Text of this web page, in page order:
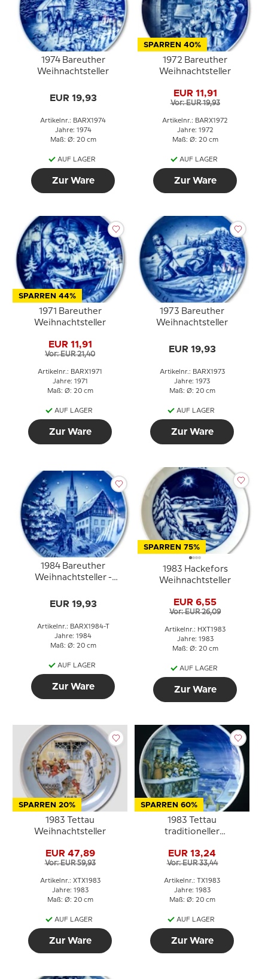
1974 Bareuther
Weihnachtsteller
EUR 19,93
Artikelnr.: BARX1974
Jahre: 1974
Maß: Ø: 20 cm
AUF LAGER
Zur Ware
SPARREN 40%
1972 Bareuther
Weihnachtsteller
EUR 11,91
Vor: EUR 19,93
Artikelnr.: BARX1972
Jahre: 1972
Maß: Ø: 20 cm
AUF LAGER
Zur Ware
SPARREN 44%
1971 Bareuther
Weihnachtsteller
EUR 11,91
Vor: EUR 21,40
Artikelnr.: BARX1971
Jahre: 1971
Maß: Ø: 20 cm
AUF LAGER
Zur Ware
1973 Bareuther
Weihnachtsteller
EUR 19,93
Artikelnr.: BARX1973
Jahre: 1973
Maß: Ø: 20 cm
AUF LAGER
Zur Ware
1984 Bareuther
Weihnachtsteller -
EUR 19,93
Artikelnr.: BARX1984-T
Jahre: 1984
Maß: Ø: 20 cm
AUF LAGER
Zur Ware
SPARREN 75%
1983 Hackefors
Weihnachtsteller
EUR 6,55
Vor: EUR 26,09
Artikelnr.: HXT1983
Jahre: 1983
Maß: Ø: 20 cm
AUF LAGER
Zur Ware
SPARREN 20%
1983 Tettau
Weihnachtsteller
EUR 47,89
Vor: EUR 59,93
Artikelnr.: XTX1983
Jahre: 1983
Maß: Ø: 20 cm
AUF LAGER
Zur Ware
SPARREN 60%
1983 Tettau
traditioneller
EUR 13,24
Vor: EUR 33,44
Artikelnr.: TX1983
Jahre: 1983
Maß: Ø: 20 cm
AUF LAGER
Zur Ware